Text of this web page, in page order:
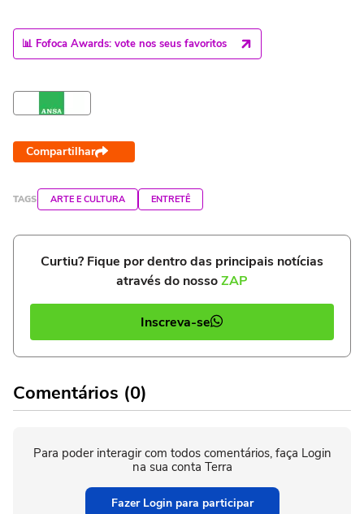
📊 Fofoca Awards: vote nos seus favoritos
Compartilhar
TAGS ARTE E CULTURA ENTRETÊ
Curtiu? Fique por dentro das principais notícias
através do nossoZAP
Inscreva-se
Comentários (0)
Para poder interagir com todos comentários, faça Login
na sua conta Terra
Fazer Login para participar